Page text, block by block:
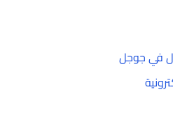
في جوجل